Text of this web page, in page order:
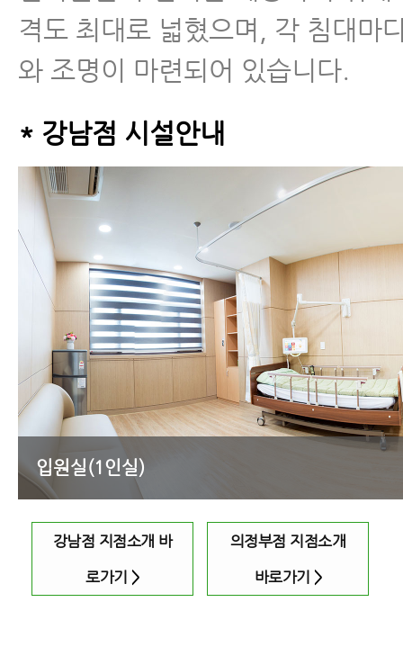
격도 최대로 넓혔으며, 각 침대마
와 조명이 마련되어 있습니다.
* 강남점 시설안내
입원실(1인실)
강남점 지점소개 바
로가기 >
의정부점 지점소개
바로가기 >